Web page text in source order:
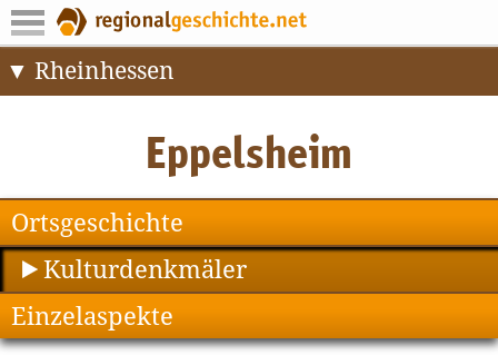
Rheinhessen
Ortsgeschichte
Kulturdenkmäler
Einzelaspekte